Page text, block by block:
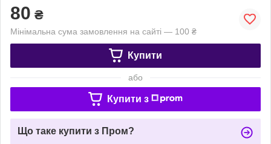
80 ₴
Мінімальна сума замовлення на сайті — 100 ₴
Купити
або
Купити з
Що таке купити з Пром?